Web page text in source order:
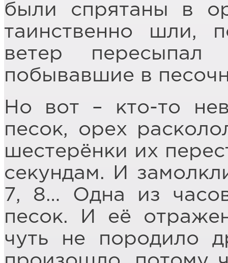
были спрятаны в
таинственно шли,
ветер пересыпал
побывавшие в
Но вот – кто-то
песок, орех
шестерёнки их
секундам. И
7, 8… Одна из
песок. И её
чуть не породило